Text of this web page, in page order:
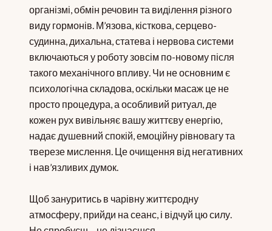
організмі, обмін речовин та виділення різного
виду гормонів. М’язова, кісткова, серцево-
судинна, дихальна, статева і нервова системи
включаються у роботу зовсім по-новому після
такого механічного впливу. Чи не основним є
психологічна складова, оскільки масаж це не
просто процедура, а особливий ритуал, де
кожен рух вивільняє вашу життєву енергію,
надає душевний спокій, емоційну рівновагу та
тверезе мислення. Це очищення від негативних
і нав’язливих думок.
Щоб зануритись в чарівну життєродну
атмосферу, прийди на сеанс, і відчуй цю силу.